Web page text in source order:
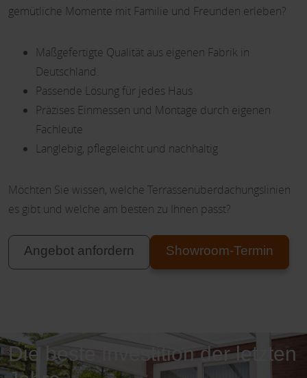
gemütliche Momente mit Familie und Freunden erleben?
Maßgefertigte Qualität aus eigenen Fabrik in
Deutschland.
Passende Lösung für jedes Haus
Präzises Einmessen und Montage durch eigenen
Fachleute
Langlebig, pflegeleicht und nachhaltig
Möchten Sie wissen, welche Terrassenüberdachungslinien
es gibt und welche am besten zu Ihnen passt?
Angebot anfordern Showroom-Termin
Die beste Investition der letzten